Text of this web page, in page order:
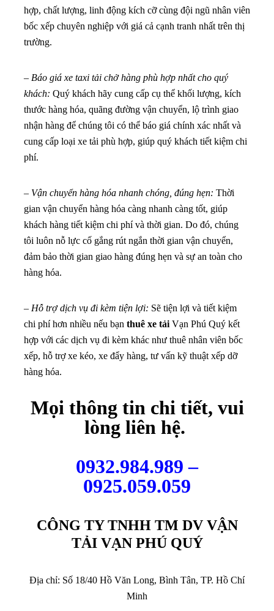
hợp, chất lượng, linh động kích cỡ cùng đội ngũ nhân viên
bốc xếp chuyên nghiệp với giá cả cạnh tranh nhất trên thị
trường.
– Báo giá xe taxi tải chở hàng phù hợp nhất cho quý
khách: Quý khách hãy cung cấp cụ thể khối lượng, kích
thước hàng hóa, quãng đường vận chuyển, lộ trình giao
nhận hàng để chúng tôi có thể báo giá chính xác nhất và
cung cấp loại xe tải phù hợp, giúp quý khách tiết kiệm chi
phí.
– Vận chuyển hàng hóa nhanh chóng, đúng hẹn: Thời
gian vận chuyển hàng hóa càng nhanh càng tốt, giúp
khách hàng tiết kiệm chi phí và thời gian. Do đó, chúng
tôi luôn nỗ lực cố gắng rút ngắn thời gian vận chuyển,
đảm bảo thời gian giao hàng đúng hẹn và sự an toàn cho
hàng hóa.
– Hỗ trợ dịch vụ đi kèm tiện lợi: Sẽ tiện lợi và tiết kiệm
chi phí hơn nhiều nếu bạn thuê xe tải Vạn Phú Quý kết
hợp với các dịch vụ đi kèm khác như thuê nhân viên bốc
xếp, hỗ trợ xe kéo, xe đẩy hàng, tư vấn kỹ thuật xếp dỡ
hàng hóa.
Mọi thông tin chi tiết, vui
lòng liên hệ.
0932.984.989 –
0925.059.059
CÔNG TY TNHH TM DV VẬN
TẢI VẠN PHÚ QUÝ
Địa chỉ: Số 18/40 Hồ Văn Long, Bình Tân, TP. Hồ Chí
Minh